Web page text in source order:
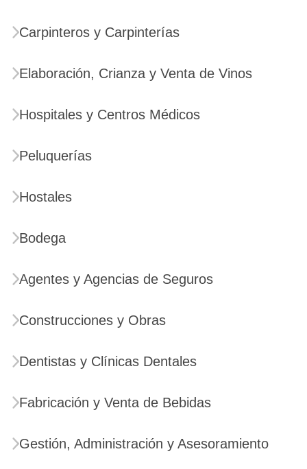
Carpinteros y Carpinterías
Elaboración, Crianza y Venta de Vinos
Hospitales y Centros Médicos
Peluquerías
Hostales
Bodega
Agentes y Agencias de Seguros
Construcciones y Obras
Dentistas y Clínicas Dentales
Fabricación y Venta de Bebidas
Gestión, Administración y Asesoramiento